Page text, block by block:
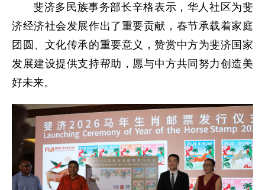
斐济多民族事务部长辛格表示，华人社区为斐
济经济社会发展作出了重要贡献，春节承载着家庭
团圆、文化传承的重要意义，赞赏中方为斐济国家
发展建设提供支持帮助，愿与中方共同努力创造美
好未来。